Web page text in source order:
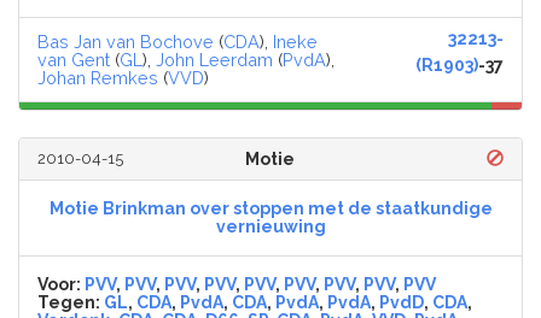
Bas Jan van Bochove (CDA), Ineke
van Gent (GL ), John Leerdam (PvdA),
Johan Remkes (VVD)
32213-
(R1903)-37
2010-04-15 Motie
Motie Brinkman over stoppen met de staatkundige
vernieuwing
Voor: PVV, PVV, PVV, PVV, PVV, PVV, PVV, PVV, PVV
Tegen: GL, CDA, PvdA, CDA, PvdA, PvdA, PvdD, CDA,